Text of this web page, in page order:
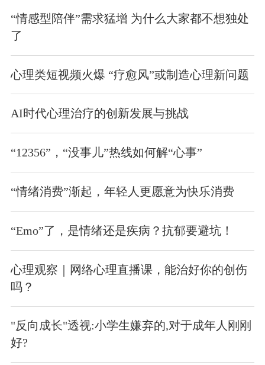
“情感型陪伴”需求猛增 为什么大家都不想独处
了
心理类短视频火爆 “疗愈风”或制造心理新问题
AI时代心理治疗的创新发展与挑战
“12356”，“没事儿”热线如何解“心事”
“情绪消费”渐起，年轻人更愿意为快乐消费
“Emo”了，是情绪还是疾病？抗郁要避坑！
心理观察｜网络心理直播课，能治好你的创伤
吗？
"反向成长"透视:小学生嫌弃的,对于成年人刚刚
好?